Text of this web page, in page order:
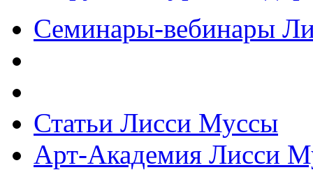
Семинары-вебинары
Статьи Лисси Муссы
Арт-Академия Лисси